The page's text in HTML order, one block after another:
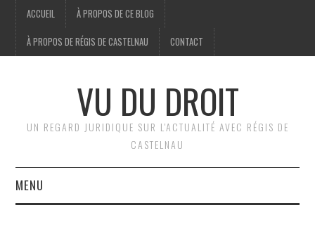
ACCUEIL À PROPOS DE CE BLOG
À PROPOS DE RÉGIS DE CASTELNAU CONTACT
VU DU DROIT
UN REGARD JURIDIQUE SUR L'ACTUALITÉ AVEC RÉGIS DE
CASTELNAU
MENU